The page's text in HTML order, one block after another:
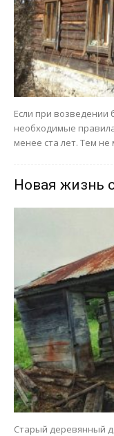
Если при возведении
необходимые
менее ста лет. Тем
Новая жизнь
Старый деревянный